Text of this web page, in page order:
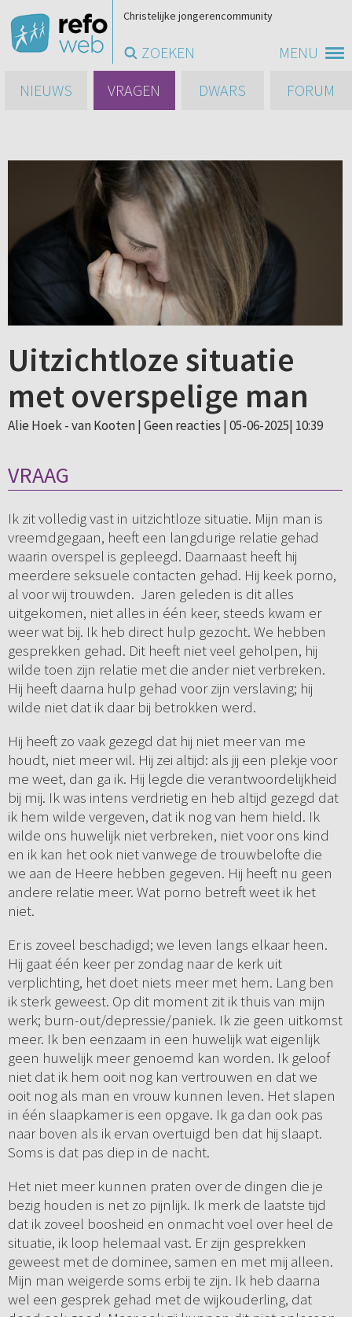
MENU
Christelijke jongerencommunity
ZOEKEN
NIEUWS
VRAGEN DWARS FORUM
Uitzichtloze situatie
met overspelige man
Alie Hoek - van Kooten | Geen reacties | 05-06-2025| 10:39
VRAAG
Ik zit volledig vast in uitzichtloze situatie. Mijn man is
vreemdgegaan, heeft een langdurige relatie gehad
waarin overspel is gepleegd. Daarnaast heeft hij
meerdere seksuele contacten gehad. Hij keek porno,
al voor wij trouwden. Jaren geleden is dit alles
uitgekomen, niet alles in één keer, steeds kwam er
weer wat bij. Ik heb direct hulp gezocht. We hebben
gesprekken gehad. Dit heeft niet veel geholpen, hij
wilde toen zijn relatie met die ander niet verbreken.
Hij heeft daarna hulp gehad voor zijn verslaving; hij
wilde niet dat ik daar bij betrokken werd.
Hij heeft zo vaak gezegd dat hij niet meer van me
houdt, niet meer wil. Hij zei altijd: als jij een plekje voor
me weet, dan ga ik. Hij legde die verantwoordelijkheid
bij mij. Ik was intens verdrietig en heb altijd gezegd dat
ik hem wilde vergeven, dat ik nog van hem hield. Ik
wilde ons huwelijk niet verbreken, niet voor ons kind
en ik kan het ook niet vanwege de trouwbelofte die
we aan de Heere hebben gegeven. Hij heeft nu geen
andere relatie meer. Wat porno betreft weet ik het
niet.
Er is zoveel beschadigd; we leven langs elkaar heen.
Hij gaat één keer per zondag naar de kerk uit
verplichting, het doet niets meer met hem. Lang ben
ik sterk geweest. Op dit moment zit ik thuis van mijn
werk; burn-out/depressie/paniek. Ik zie geen uitkomst
meer. Ik ben eenzaam in een huwelijk wat eigenlijk
geen huwelijk meer genoemd kan worden. Ik geloof
niet dat ik hem ooit nog kan vertrouwen en dat we
ooit nog als man en vrouw kunnen leven. Het slapen
in één slaapkamer is een opgave. Ik ga dan ook pas
naar boven als ik ervan overtuigd ben dat hij slaapt.
Soms is dat pas diep in de nacht.
Het niet meer kunnen praten over de dingen die je
bezig houden is net zo pijnlijk. Ik merk de laatste tijd
dat ik zoveel boosheid en onmacht voel over heel de
situatie, ik loop helemaal vast. Er zijn gesprekken
geweest met de dominee, samen en met mij alleen.
Mijn man weigerde soms erbij te zijn. Ik heb daarna
wel een gesprek gehad met de wijkouderling, dat